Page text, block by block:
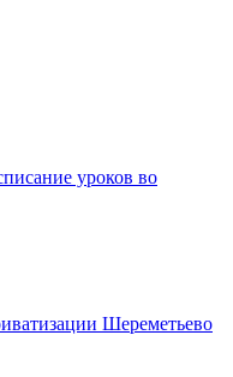
уроков во
Шереметьево